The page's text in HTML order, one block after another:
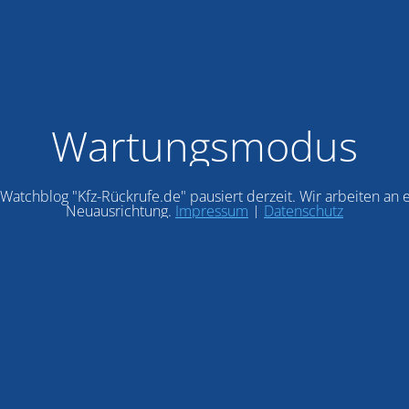
Wartungsmodus
"Kfz-Rückrufe.de" pausiert derzeit. Wir arbeiten an
Neuausrichtung. Impressum | Datenschutz